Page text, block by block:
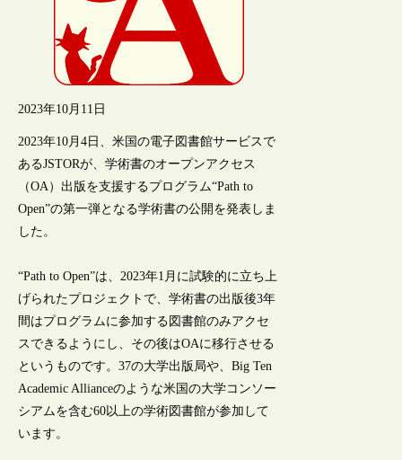
2023年10月11日
2023年10月4日、米国の電子図書館サービスで
あるJSTORが、学術書のオープンアクセス
（OA）出版を支援するプログラム“Path to
Open”の第一弾となる学術書の公開を発表しま
した。
“Path to Open”は、2023年1月に試験的に立ち上
げられたプロジェクトで、学術書の出版後3年
間はプログラムに参加する図書館のみアクセ
スできるようにし、その後はOAに移行させる
というものです。37の大学出版局や、Big Ten
Academic Allianceのような米国の大学コンソー
シアムを含む60以上の学術図書館が参加して
います。